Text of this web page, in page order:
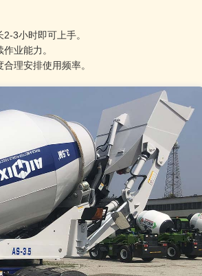
3小时即可上手。
业能力。
理安排使用频率。